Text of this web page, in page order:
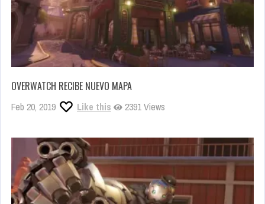
OVERWATCH RECIBE NUEVO MAPA
Feb 20, 2019 Like this 2391 Views